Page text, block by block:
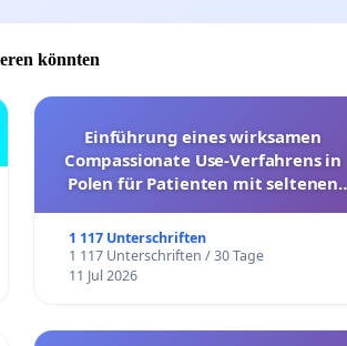
könnten
Einführung eines wirksamen
Compassionate Use-Verfahrens in
Polen für Patienten mit seltenen
1 117 Unterschriften
1 117 Unterschriften / 30 Tage
11 Jul 2026